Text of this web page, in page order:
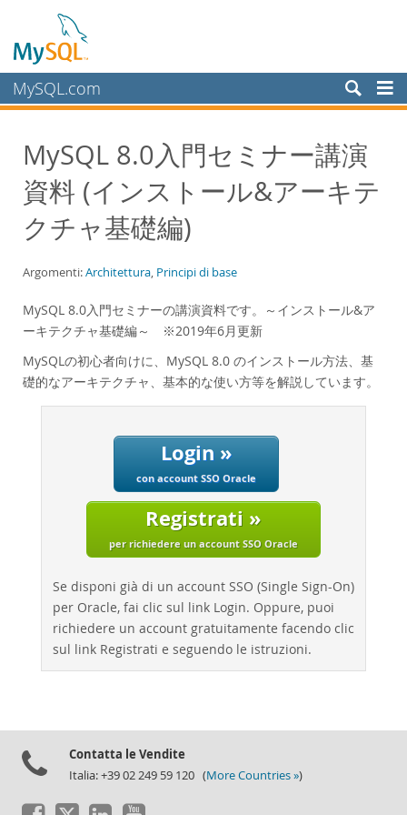
MySQL.com
Servizi
Partner
Clienti
White Papers
Presentations
Videos
Case Studies
Books
Notizie ed eventi
Come acquistare
Download
Documentazione
Sviluppatori
MySQL 8.0入門セミナー講演
資料 (インストール&アーキテ
クチャ基礎編)
Argomenti:Architettura, Principi di base
MySQL 8.0入門セミナーの講演資料です。～インストール&ア
ーキテクチャ基礎編～ ※2019年6月更新
MySQLの初心者向けに、MySQL 8.0 のインストール方法、基
礎的なアーキテクチャ、基本的な使い方等を解説しています。
Login »
con account SSO Oracle
Registrati »
per richiedere un account SSO Oracle
Se disponi già di un account SSO (Single Sign-On)
per Oracle, fai clic sul link Login. Oppure, puoi
richiedere un account gratuitamente facendo clic
sul link Registrati e seguendo le istruzioni.
Contatta le Vendite
Italia: +39 02 249 59 120 (More Countries »)